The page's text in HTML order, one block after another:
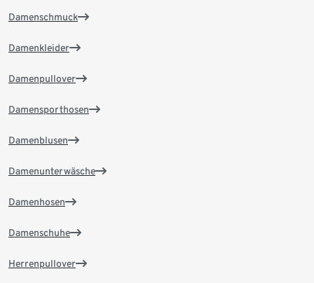
Damenschmuck
Damenkleider
Damenpullover
Damensporthosen
Damenblusen
Damenunterwäsche
Damenhosen
Damenschuhe
Herrenpullover